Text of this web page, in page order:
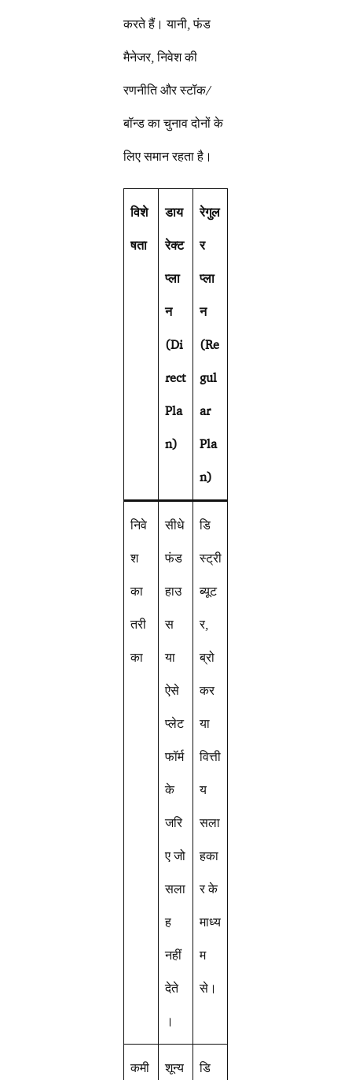
करते हैं। यानी, फंड
मैनेजर, निवेश की
रणनीति और स्टॉक/
बॉन्ड का चुनाव दोनों के
लिए समान रहता है।
विशे
षता
डाय
रेक्ट
प्ला
न
(Di
rect
Pla
n)
रेगुल
र
प्ला
न
(Re
gul
ar
Pla
n)
निवे
श
का
तरी
का
सीधे
फंड
हाउ
स
या
ऐसे
प्लेट
फॉर्म
के
जरि
ए जो
सला
ह
नहीं
देते
।
डि
स्ट्री
ब्यूट
र,
ब्रो
कर
या
वित्ती
य
सला
हका
र के
माध्य
म
से।
कमी शून्य डि